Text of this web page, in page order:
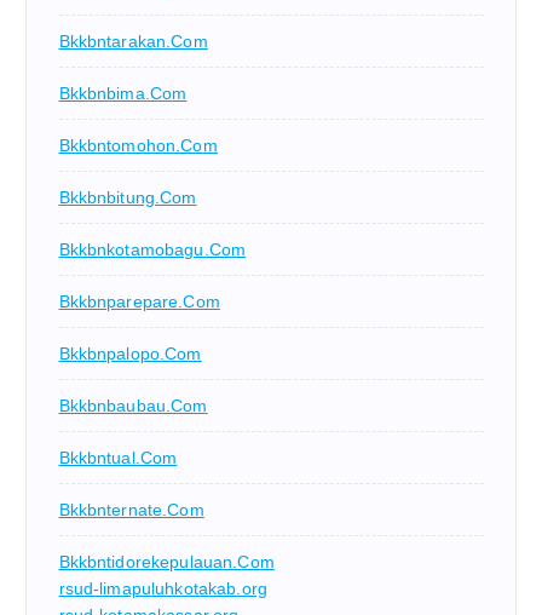
Bkkbntarakan.com
Bkkbnbima.com
Bkkbntomohon.com
Bkkbnbitung.com
Bkkbnkotamobagu.com
Bkkbnparepare.com
Bkkbnpalopo.com
Bkkbnbaubau.com
Bkkbntual.com
Bkkbnternate.com
Bkkbntidorekepulauan.com
rsud-limapuluhkotakab.org